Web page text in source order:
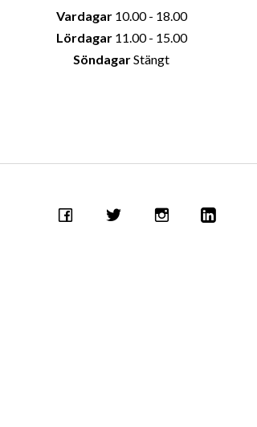
Vardagar10.00 - 18.00
Lördagar11.00 - 15.00
SöndagarStängt